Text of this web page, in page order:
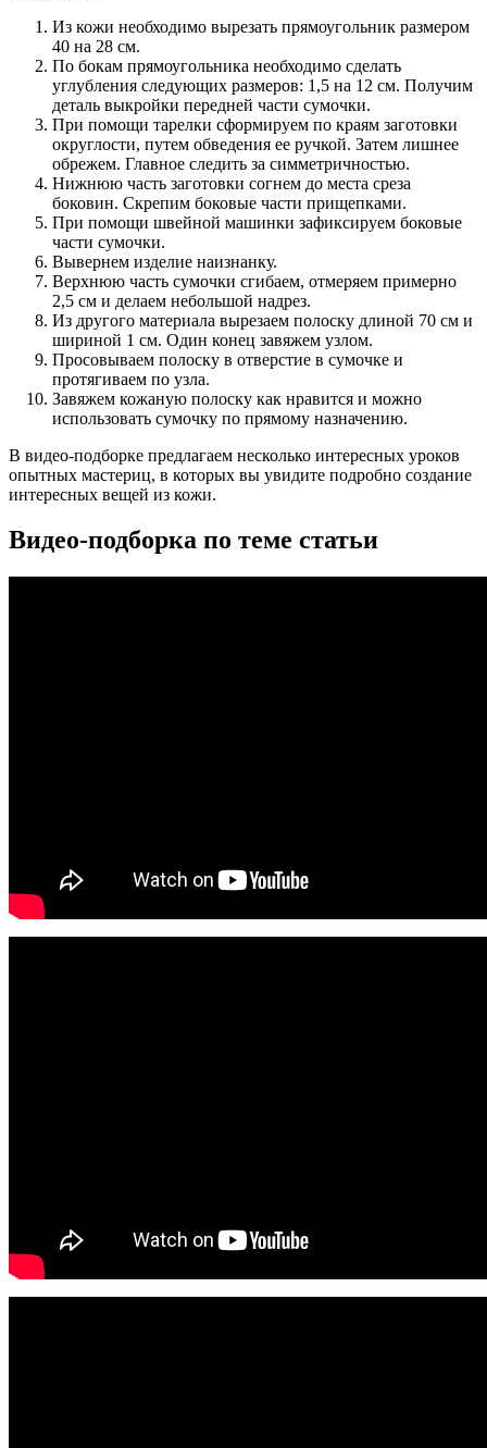
Из кожи необходимо вырезать прямоугольник размером
40 на 28 см.
По бокам прямоугольника необходимо сделать
углубления следующих размеров: 1,5 на 12 см. Получим
деталь выкройки передней части сумочки.
При помощи тарелки сформируем по краям заготовки
округлости, путем обведения ее ручкой. Затем лишнее
обрежем. Главное следить за симметричностью.
Нижнюю часть заготовки согнем до места среза
боковин. Скрепим боковые части прищепками.
При помощи швейной машинки зафиксируем боковые
части сумочки.
Вывернем изделие наизнанку.
Верхнюю часть сумочки сгибаем, отмеряем примерно
2,5 см и делаем небольшой надрез.
Из другого материала вырезаем полоску длиной 70 см и
шириной 1 см. Один конец завяжем узлом.
Просовываем полоску в отверстие в сумочке и
протягиваем по узла.
Завяжем кожаную полоску как нравится и можно
использовать сумочку по прямому назначению.
В видео-подборке предлагаем несколько интересных уроков
опытных мастериц, в которых вы увидите подробно создание
интересных вещей из кожи.
Видео-подборка по теме статьи